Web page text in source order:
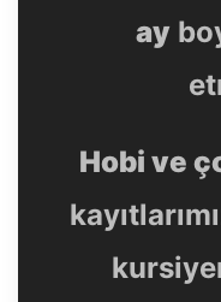
ay
Hobi ve